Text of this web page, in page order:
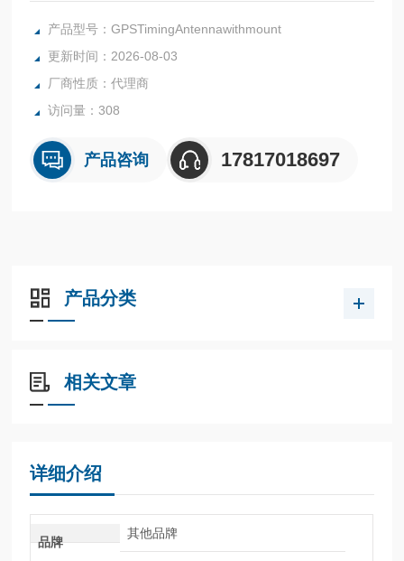
产品型号：GPSTimingAntennawithmount
更新时间：2026-08-03
厂商性质：代理商
访问量：308
产品咨询 17817018697
产品分类
相关文章
详细介绍
品牌
其他品牌